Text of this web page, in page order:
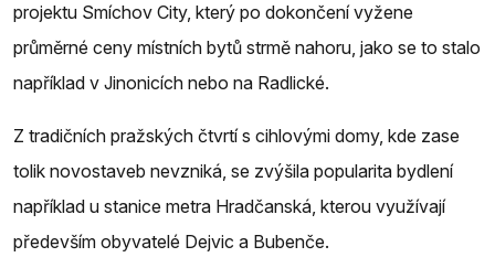
projektu Smíchov City, který po dokončení vyžene
průměrné ceny místních bytů strmě nahoru, jako se to stalo
například v Jinonicích nebo na Radlické.
Z tradičních pražských čtvrtí s cihlovými domy, kde zase
tolik novostaveb nevzniká, se zvýšila popularita bydlení
například u stanice metra Hradčanská, kterou využívají
především obyvatelé Dejvic a Bubenče.